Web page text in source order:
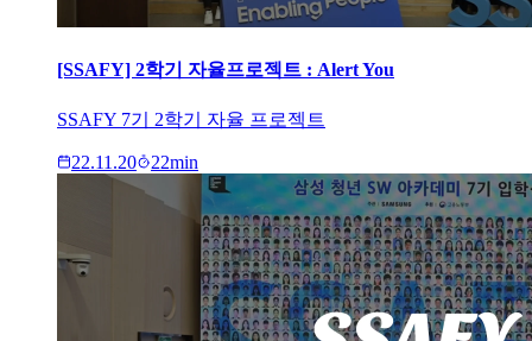
[SSAFY] 2학기 자율프로젝트 : Alert You
SSAFY 7기 2학기 자율 프로젝트
22.11.20 22min